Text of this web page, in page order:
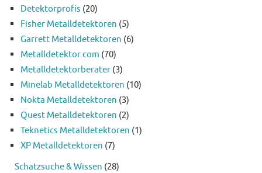
Detektorprofis (20)
Fisher Metalldetektoren (5)
Garrett Metalldetektoren (6)
Metalldetektor.com (70)
Metalldetektorberater (3)
Minelab Metalldetektoren (10)
Nokta Metalldetektoren (3)
Quest Metalldetektoren (2)
Teknetics Metalldetektoren (1)
XP Metalldetektoren (7)
Schatzsuche & Wissen (28)